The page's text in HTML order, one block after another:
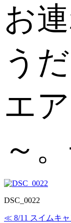
お
う
エ
～
DSC_0022
≪ 8/11 スイムキ